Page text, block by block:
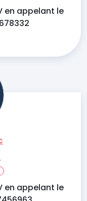
en appelant le
en appelant le